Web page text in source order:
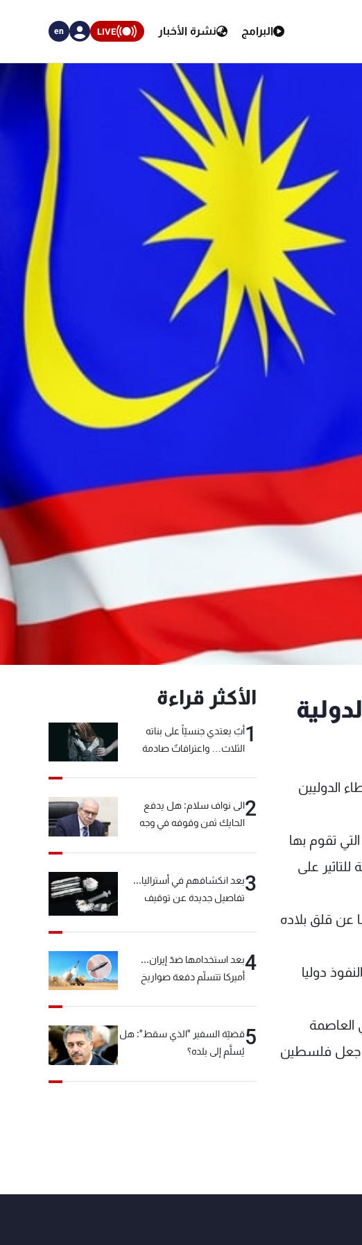
البرامج نشرة الأخبار LIVE
en
الدوليين
تقوم بها
على
عن قلق بلاده
دوليا
العاصمة
جعل فلسطين
الأكثر قراءة
1أبٌ يعتدي جنسيّاً على بناته
الثلاث… واعترافاتٌ صادمة
2الى نواف سلام: هل يدفع
الحايك ثمن وقوفه في وجه
3بعد انكشافهم في أستراليا...
تفاصيل جديدة عن توقيف
4بعد استخدامها ضدّ إيران...
أميركا تتسلّم دفعة صواريخ
5قضيّة السفير "الذي سقط": هل
يُسلَّم إلى بلده؟